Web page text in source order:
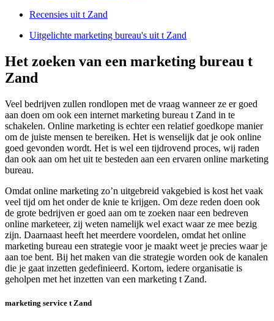
Recensies uit t Zand
Uitgelichte marketing bureau's uit t Zand
Het zoeken van een marketing bureau t
Zand
Veel bedrijven zullen rondlopen met de vraag wanneer ze er goed
aan doen om ook een internet marketing bureau t Zand in te
schakelen. Online marketing is echter een relatief goedkope manier
om de juiste mensen te bereiken. Het is wenselijk dat je ook online
goed gevonden wordt. Het is wel een tijdrovend proces, wij raden
dan ook aan om het uit te besteden aan een ervaren online marketing
bureau.
Omdat online marketing zo’n uitgebreid vakgebied is kost het vaak
veel tijd om het onder de knie te krijgen. Om deze reden doen ook
de grote bedrijven er goed aan om te zoeken naar een bedreven
online marketeer, zij weten namelijk wel exact waar ze mee bezig
zijn. Daarnaast heeft het meerdere voordelen, omdat het online
marketing bureau een strategie voor je maakt weet je precies waar je
aan toe bent. Bij het maken van die strategie worden ook de kanalen
die je gaat inzetten gedefinieerd. Kortom, iedere organisatie is
geholpen met het inzetten van een marketing t Zand.
marketing service t Zand